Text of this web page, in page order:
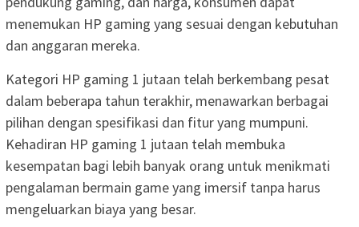
menemukan HP gaming yang sesuai dengan kebutuhan
dan anggaran mereka.
Kategori HP gaming 1 jutaan telah berkembang pesat
dalam beberapa tahun terakhir, menawarkan berbagai
pilihan dengan spesifikasi dan fitur yang mumpuni.
Kehadiran HP gaming 1 jutaan telah membuka
kesempatan bagi lebih banyak orang untuk menikmati
pengalaman bermain game yang imersif tanpa harus
mengeluarkan biaya yang besar.